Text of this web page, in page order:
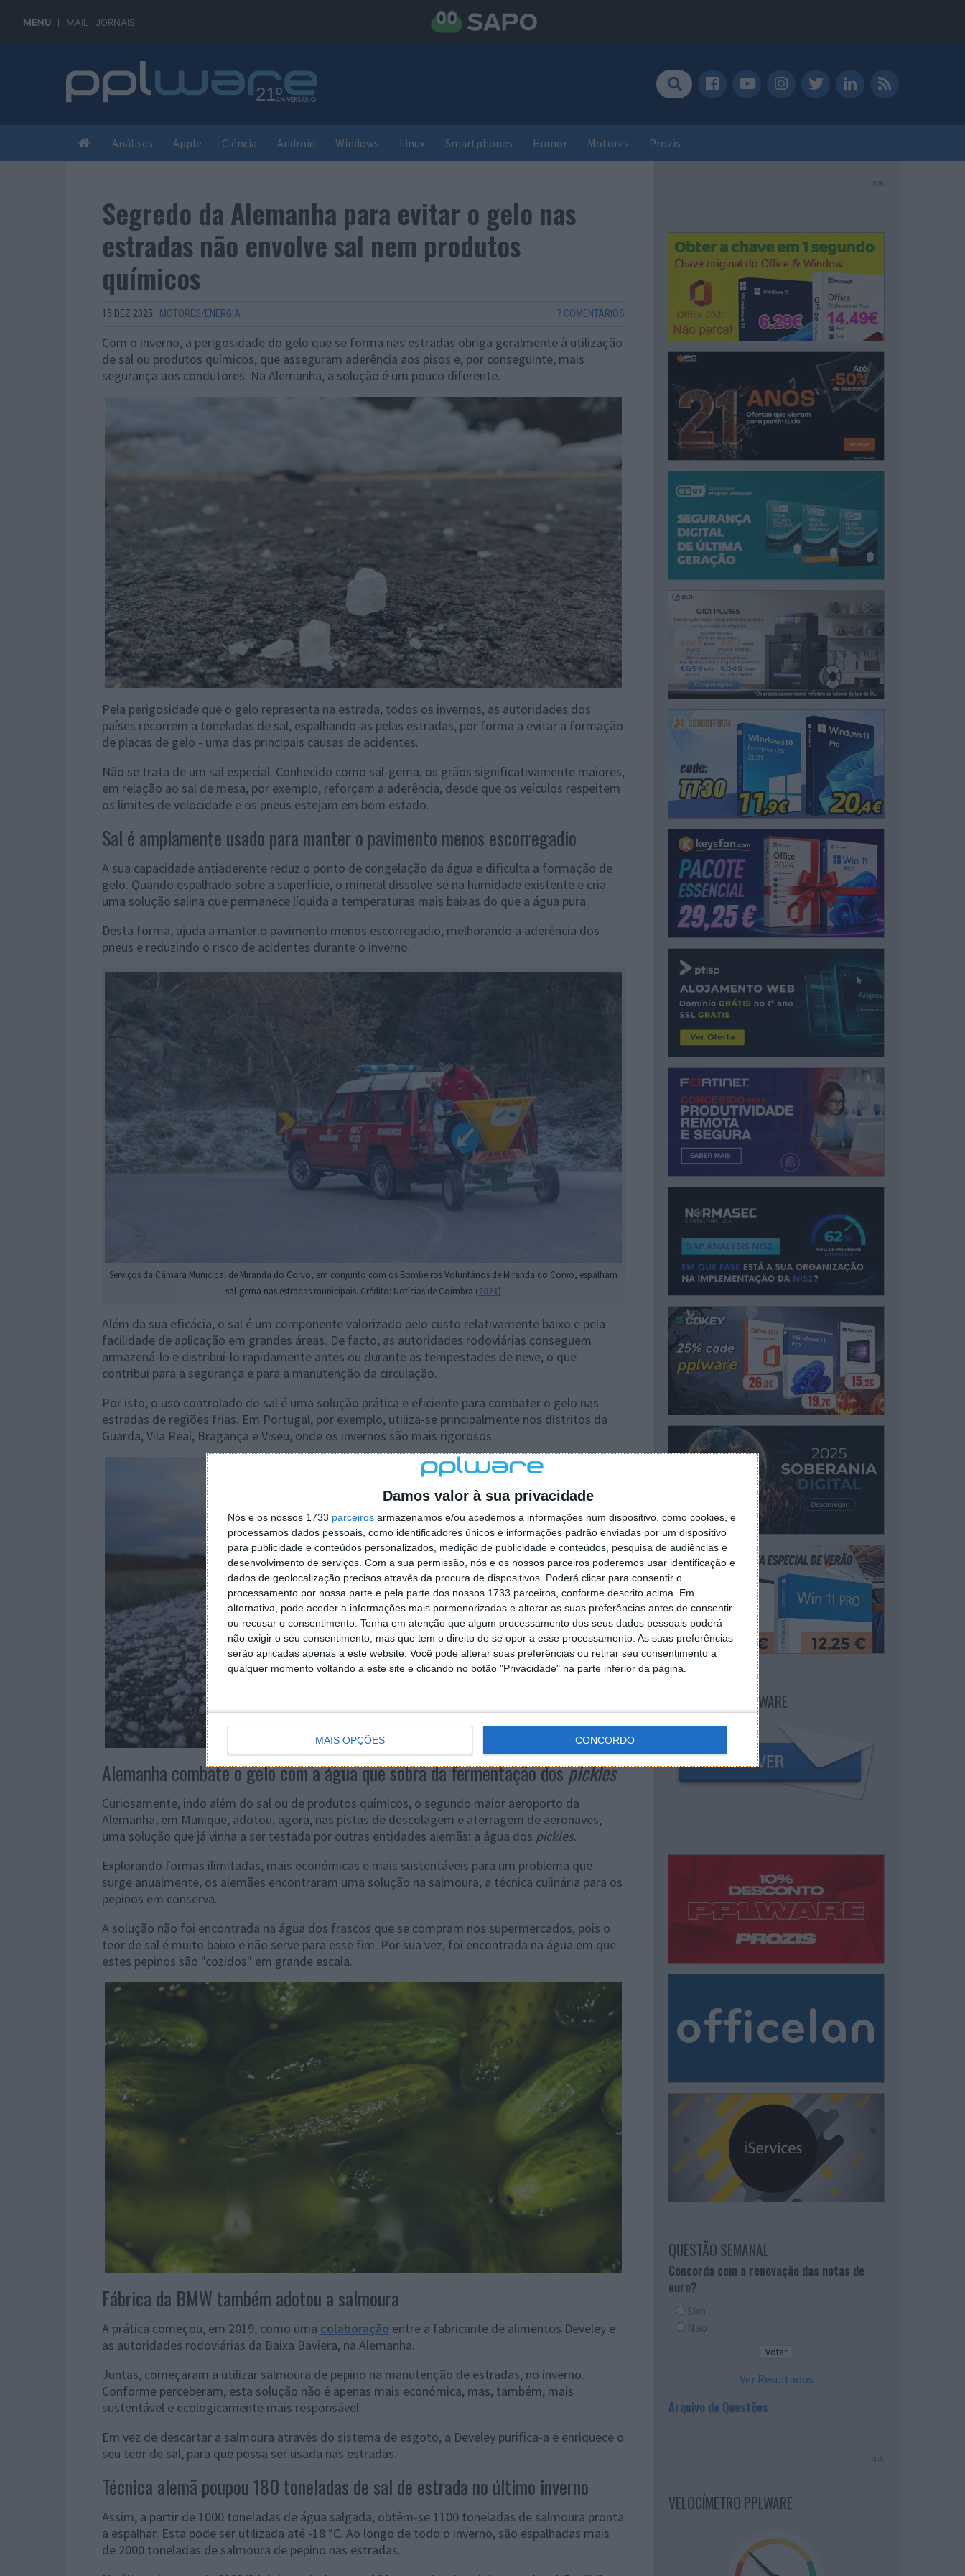
Damos valor à sua privacidade
Nós e os nossos 1733 parceiros armazenamos e/ou acedemos a informações num dispositivo, como cookies, e
processamos dados pessoais, como identificadores únicos e informações padrão enviadas por um dispositivo
para publicidade e conteúdos personalizados, medição de publicidade e conteúdos, pesquisa de audiências e
desenvolvimento de serviços. Com a sua permissão, nós e os nossos parceiros poderemos usar identificação e
dados de geolocalização precisos através da procura de dispositivos. Poderá clicar para consentir o
processamento por nossa parte e pela parte dos nossos 1733 parceiros, conforme descrito acima. Em
alternativa, pode aceder a informações mais pormenorizadas e alterar as suas preferências antes de consentir
ou recusar o consentimento. Tenha em atenção que algum processamento dos seus dados pessoais poderá
não exigir o seu consentimento, mas que tem o direito de se opor a esse processamento. As suas preferências
serão aplicadas apenas a este website. Você pode alterar suas preferências ou retirar seu consentimento a
qualquer momento voltando a este site e clicando no botão "Privacidade" na parte inferior da página.
MAIS OPÇÕES CONCORDO
MENU MAIL JORNAIS
Análises Apple Ciência Android Windows Linux Smartphones Humor Motores Prozis
Segredo da Alemanha para evitar o gelo nas
estradas não envolve sal nem produtos
químicos
15 DEZ 2025 · MOTORES/ENERGIA 7 COMENTÁRIOS
Com o inverno, a perigosidade do gelo que se forma nas estradas obriga geralmente à utilização
de sal ou produtos químicos, que asseguram aderência aos pisos e, por conseguinte, mais
segurança aos condutores. Na Alemanha, a solução é um pouco diferente.
Pela perigosidade que o gelo representa na estrada, todos os invernos, as autoridades dos
países recorrem a toneladas de sal, espalhando-as pelas estradas, por forma a evitar a formação
de placas de gelo - uma das principais causas de acidentes.
Não se trata de um sal especial. Conhecido como sal-gema, os grãos significativamente maiores,
em relação ao sal de mesa, por exemplo, reforçam a aderência, desde que os veículos respeitem
os limites de velocidade e os pneus estejam em bom estado.
Sal é amplamente usado para manter o pavimento menos escorregadio
A sua capacidade antiaderente reduz o ponto de congelação da água e dificulta a formação de
gelo. Quando espalhado sobre a superfície, o mineral dissolve-se na humidade existente e cria
uma solução salina que permanece líquida a temperaturas mais baixas do que a água pura.
Desta forma, ajuda a manter o pavimento menos escorregadio, melhorando a aderência dos
pneus e reduzindo o risco de acidentes durante o inverno.
Serviços da Câmara Municipal de Miranda do Corvo, em conjunto com os Bombeiros Voluntários de Miranda do Corvo, espalham
sal-gema nas estradas municipais. Crédito: Notícias de Coimbra (2021)
Além da sua eficácia, o sal é um componente valorizado pelo custo relativamente baixo e pela
facilidade de aplicação em grandes áreas. De facto, as autoridades rodoviárias conseguem
armazená-lo e distribuí-lo rapidamente antes ou durante as tempestades de neve, o que
contribui para a segurança e para a manutenção da circulação.
Por isto, o uso controlado do sal é uma solução prática e eficiente para combater o gelo nas
estradas de regiões frias. Em Portugal, por exemplo, utiliza-se principalmente nos distritos da
Guarda, Vila Real, Bragança e Viseu, onde os invernos são mais rigorosos.
Alemanha combate o gelo com a água que sobra da fermentação dospickles
Curiosamente, indo além do sal ou de produtos químicos, o segundo maior aeroporto da
Alemanha, em Munique, adotou, agora, nas pistas de descolagem e aterragem de aeronaves,
uma solução que já vinha a ser testada por outras entidades alemãs: a água dos pickles.
Explorando formas ilimitadas, mais económicas e mais sustentáveis para um problema que
surge anualmente, os alemães encontraram uma solução na salmoura, a técnica culinária para os
pepinos em conserva.
A solução não foi encontrada na água dos frascos que se compram nos supermercados, pois o
teor de sal é muito baixo e não serve para esse fim. Por sua vez, foi encontrada na água em que
estes pepinos são "cozidos" em grande escala.
Fábrica da BMW também adotou a salmoura
A prática começou, em 2019, como uma colaboração entre a fabricante de alimentos Develey e
as autoridades rodoviárias da Baixa Baviera, na Alemanha.
Juntas, começaram a utilizar salmoura de pepino na manutenção de estradas, no inverno.
Conforme perceberam, esta solução não é apenas mais económica, mas, também, mais
sustentável e ecologicamente mais responsável.
Em vez de descartar a salmoura através do sistema de esgoto, a Develey purifica-a e enriquece o
seu teor de sal, para que possa ser usada nas estradas.
Técnica alemã poupou 180 toneladas de sal de estrada no último inverno
Assim, a partir de 1000 toneladas de água salgada, obtêm-se 1100 toneladas de salmoura pronta
a espalhar. Esta pode ser utilizada até -18 °C. Ao longo de todo o inverno, são espalhadas mais
de 2000 toneladas de salmoura de pepino nas estradas.
PUB
NEWSLETTER PPLWARE
QUESTÃO SEMANAL
Concorda com a renovação das notas de
euro?
Sim
Não
Ver Resultados
Arquivo de Questões
PUB
VELOCÍMETRO PPLWARE